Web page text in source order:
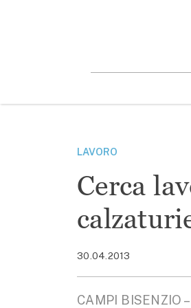
LAVORO
Cerca
30.04.2013
CAMPI BISENZIO